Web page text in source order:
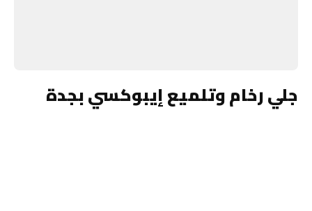
جلي رخام وتلميع إيبوكسي بجدة